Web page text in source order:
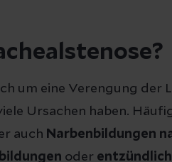
um eine Verengung der
Ursachen haben.
auch Narbenbildungen
oder